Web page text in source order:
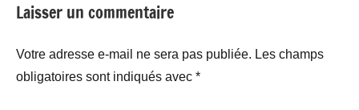
Laisser un commentaire
Votre adresse e-mail ne sera pas publiée. Les champs
obligatoires sont indiqués avec *